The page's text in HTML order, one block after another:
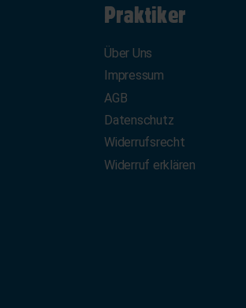
Praktiker
Über Uns
Impressum
AGB
Datenschutz
Widerrufsrecht
Widerruf erklären